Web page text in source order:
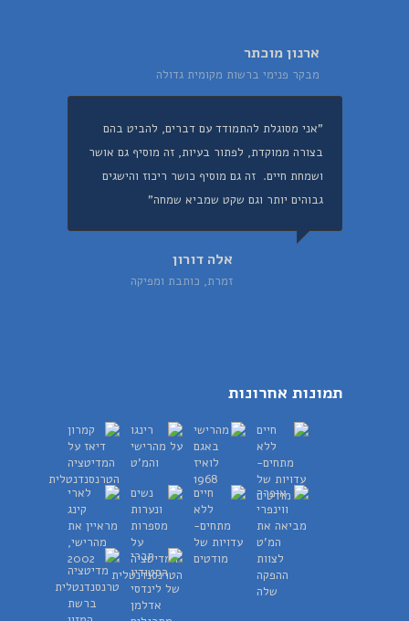
ארנון מוכתר
מבקר פנימי ברשות מקומית גדולה
"אני מסוגלת להתמודד עם דברים, להביט בהם
בצורה ממוקדת, לפתור בעיות, זה מוסיף גם אושר
ושמחת חיים. זה גם מוסיף כושר ריכוז והישגים
גבוהים יותר וגם שקט שמביא שמחה"
אלה דורון
זמרת, כותבת ומפיקה
תמונות אחרונות